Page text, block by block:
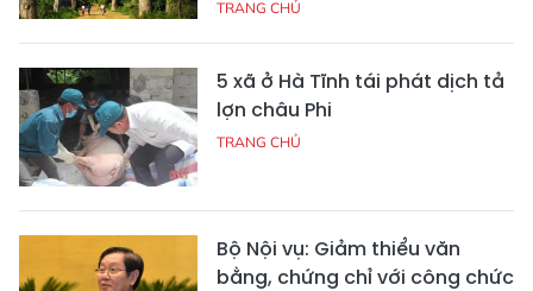
TRANG CHỦ
5 xã ở Hà Tĩnh tái phát dịch tả
lợn châu Phi
TRANG CHỦ
Bộ Nội vụ: Giảm thiểu văn
bằng, chứng chỉ với công chức